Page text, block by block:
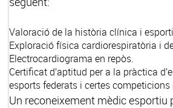
Valoració de la història clínica i
Exploració física cardiorespiratòria i
Electrocardiograma en repòs.
Certificat d’aptitud per a la pràctica
esports federats i certes competicions
Un reconeixement mèdic esportiu